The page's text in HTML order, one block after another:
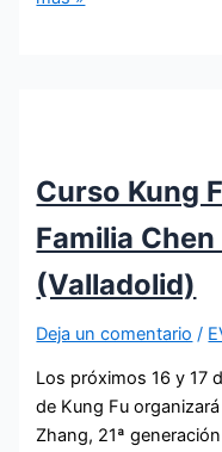
Curso Kung
Familia
(Valladolid)
Deja un comentario /
Los próximos 16 y 17
de Kung Fu
Zhang, 21ª